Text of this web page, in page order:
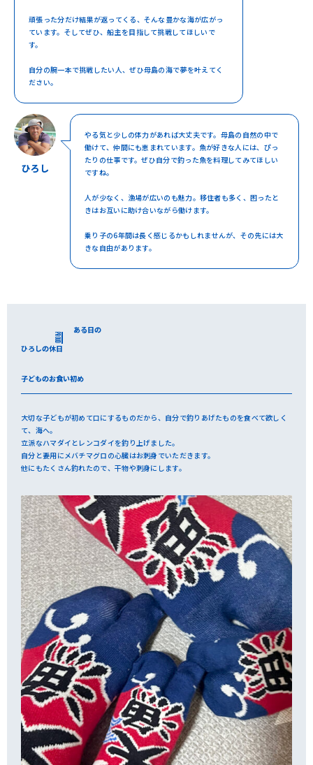
頑張った分だけ結果が返ってくる、そんな豊かな海が広がっ
ています。そしてぜひ、船主を目指して挑戦してほしいで
す。
自分の腕一本で挑戦したい人、ぜひ母島の海で夢を叶えてく
ださい。
ひろし
やる気と少しの体力があれば大丈夫です。母島の自然の中で
働けて、仲間にも恵まれています。魚が好きな人には、ぴっ
たりの仕事です。ぜひ自分で釣った魚を料理してみてほしい
ですね。
人が少なく、漁場が広いのも魅力。移住者も多く、困ったと
きはお互いに助け合いながら働けます。
乗り子の6年間は長く感じるかもしれませんが、その先には大
きな自由があります。
PROUD
ある日の
ひろしの休日
子どものお食い初め
大切な子どもが初めて口にするものだから、自分で釣りあげたものを食べて欲しく
て、海へ。
立派なハマダイとレンコダイを釣り上げました。
自分と妻用にメバチマグロの心臓はお刺身でいただきます。
他にもたくさん釣れたので、干物や刺身にします。